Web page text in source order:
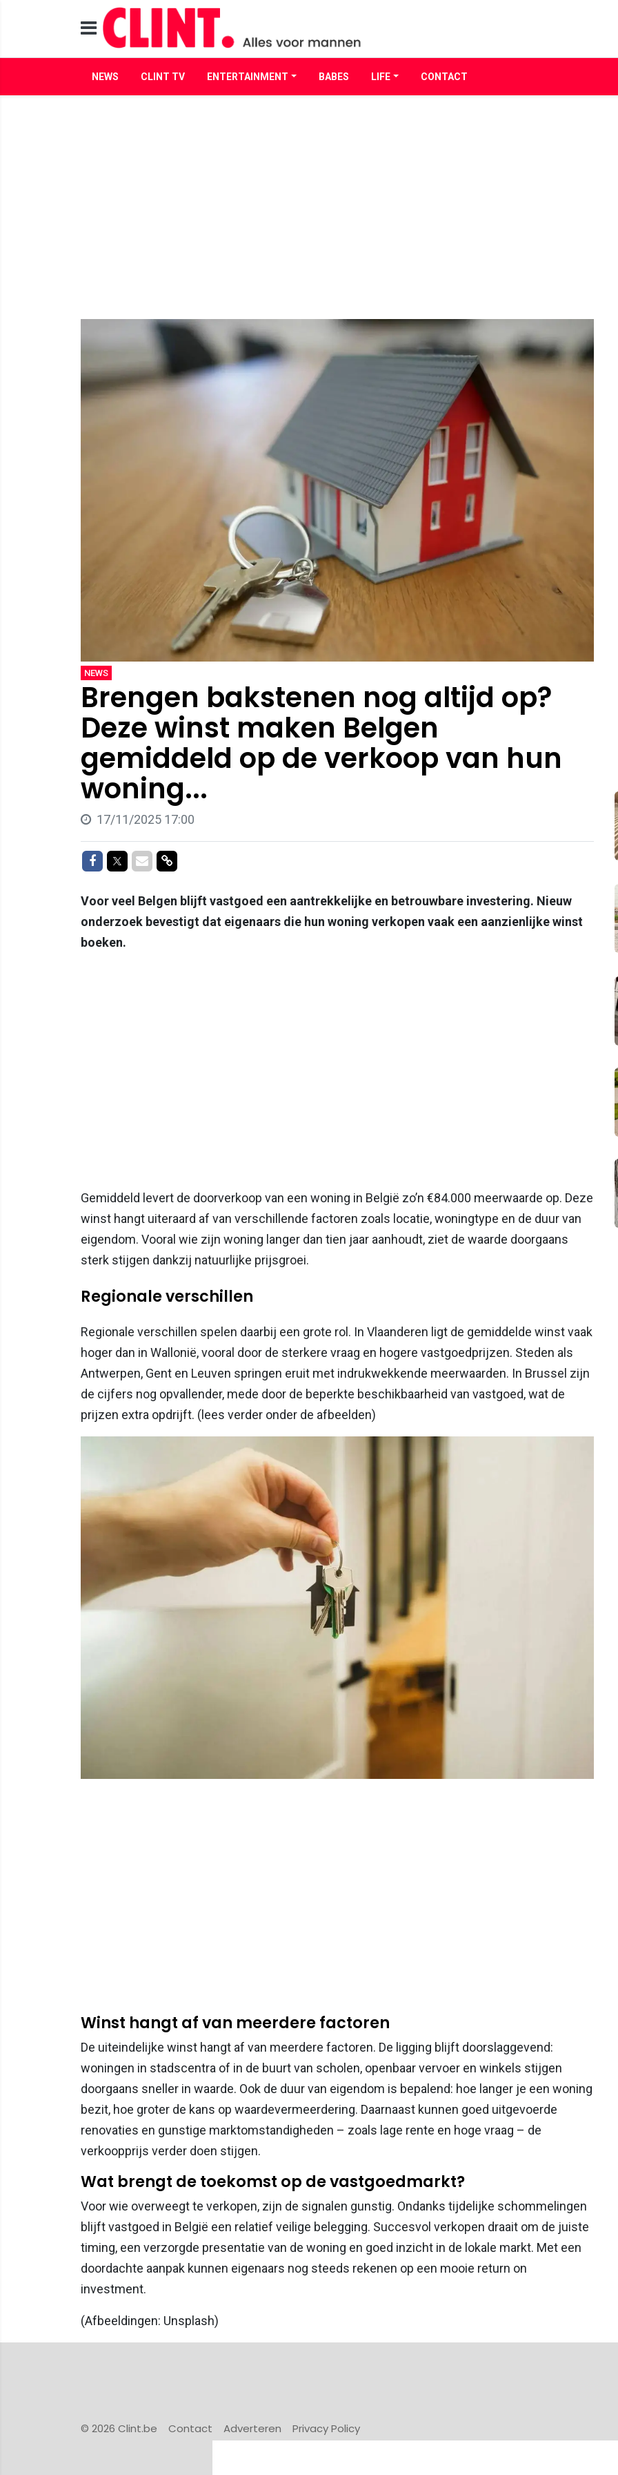
NEWS CLINT TV ENTERTAINMENT BABES LIFE CONTACT
NEWS
Brengen bakstenen nog altijd op?
Deze winst maken Belgen
gemiddeld op de verkoop van hun
woning...
17/11/2025 17:00
Delen op Facebook
Delen op Twitter
Delen via Mail
Delen via link
Voor veel Belgen blijft vastgoed een aantrekkelijke en betrouwbare investering. Nieuw
onderzoek bevestigt dat eigenaars die hun woning verkopen vaak een aanzienlijke winst
boeken.
Gemiddeld levert de doorverkoop van een woning in België zo’n €84.000 meerwaarde op. Deze
winst hangt uiteraard af van verschillende factoren zoals locatie, woningtype en de duur van
eigendom. Vooral wie zijn woning langer dan tien jaar aanhoudt, ziet de waarde doorgaans
sterk stijgen dankzij natuurlijke prijsgroei.
Regionale verschillen
Regionale verschillen spelen daarbij een grote rol. In Vlaanderen ligt de gemiddelde winst vaak
hoger dan in Wallonië, vooral door de sterkere vraag en hogere vastgoedprijzen. Steden als
Antwerpen, Gent en Leuven springen eruit met indrukwekkende meerwaarden. In Brussel zijn
de cijfers nog opvallender, mede door de beperkte beschikbaarheid van vastgoed, wat de
prijzen extra opdrijft. (lees verder onder de afbeelden)
Winst hangt af van meerdere factoren
De uiteindelijke winst hangt af van meerdere factoren. De ligging blijft doorslaggevend:
woningen in stadscentra of in de buurt van scholen, openbaar vervoer en winkels stijgen
doorgaans sneller in waarde. Ook de duur van eigendom is bepalend: hoe langer je een woning
bezit, hoe groter de kans op waardevermeerdering. Daarnaast kunnen goed uitgevoerde
renovaties en gunstige marktomstandigheden – zoals lage rente en hoge vraag – de
verkoopprijs verder doen stijgen.
Wat brengt de toekomst op de vastgoedmarkt?
Voor wie overweegt te verkopen, zijn de signalen gunstig. Ondanks tijdelijke schommelingen
blijft vastgoed in België een relatief veilige belegging. Succesvol verkopen draait om de juiste
timing, een verzorgde presentatie van de woning en goed inzicht in de lokale markt. Met een
doordachte aanpak kunnen eigenaars nog steeds rekenen op een mooie return on
investment.
(Afbeeldingen: Unsplash)
© 2026 Clint.be Contact Adverteren Privacy Policy